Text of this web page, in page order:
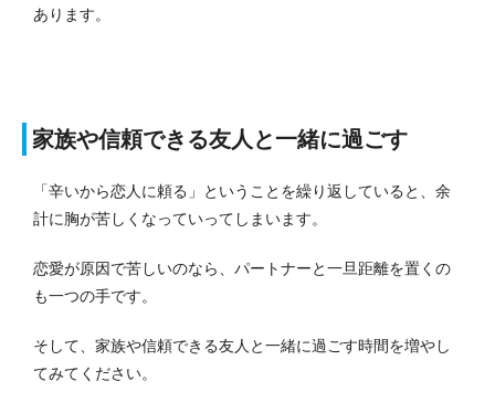
あります。
家族や信頼できる友人と一緒に過ごす
「辛いから恋人に頼る」ということを繰り返していると、余
計に胸が苦しくなっていってしまいます。
恋愛が原因で苦しいのなら、パートナーと一旦距離を置くの
も一つの手です。
そして、家族や信頼できる友人と一緒に過ごす時間を増やし
てみてください。